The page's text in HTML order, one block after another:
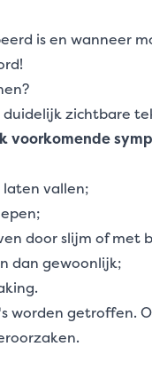
is en wanneer
zichtbare
voorkomende
vallen;
door slijm of met
dan gewoonlijk;
worden getroffen.